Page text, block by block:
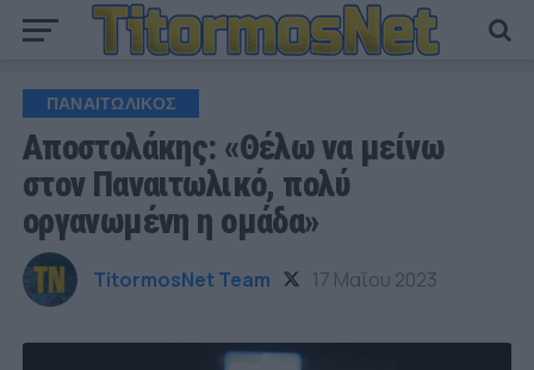
ΠΑΝΑΙΤΩΛΙΚΟΣ
Αποστολάκης: «Θέλω να μείνω
στον Παναιτωλικό, πολύ
οργανωμένη η ομάδα»
TitormosNet Team 17 Μαΐου 2023